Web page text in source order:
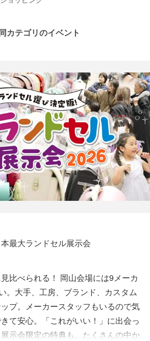
カテゴリのイベント
最大ランドセル展示会
比べられる！ 岡山会場には9メーカ
。大手、工房、ブランド、カスタム
プ。メーカースタッフもいるので気
て安心。「これがいい！」に出会っ
示会限定の特典も。たくさんの中か